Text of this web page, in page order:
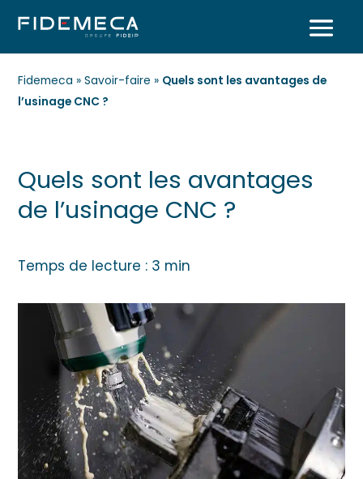
Fidemeca »Savoir-faire » Quels sont les avantages de
l’usinage CNC ?
Quels sont les avantages
de l’usinage CNC ?
Temps de lecture : 3 min